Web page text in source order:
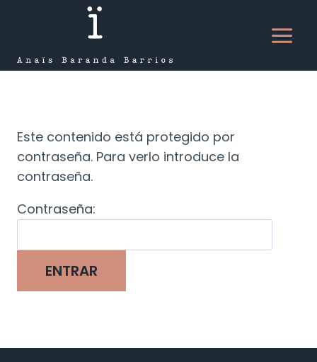
Este contenido está protegido por
contraseña. Para verlo introduce la
contraseña.
Contraseña: